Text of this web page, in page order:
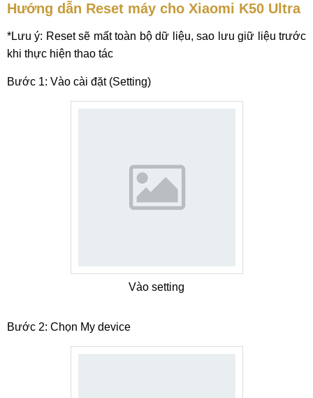
Hướng dẫn Reset máy cho Xiaomi K50 Ultra
*Lưu ý: Reset sẽ mất toàn bộ dữ liệu, sao lưu giữ liệu trước
khi thực hiện thao tác
Bước 1: Vào cài đặt (Setting)
Vào setting
Bước 2: Chọn My device